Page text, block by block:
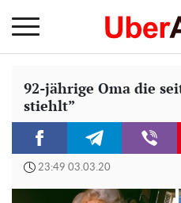
92-jährige Oma die
stiehlt”
23:49 03.03.20